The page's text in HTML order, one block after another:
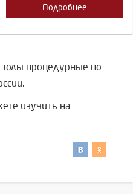
Подробнее
процедурные по
изучить на